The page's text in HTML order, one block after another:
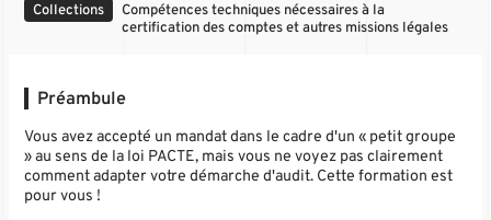
Collections
Compétences techniques nécessaires à la
certification des comptes et autres missions légales
Préambule
Vous avez accepté un mandat dans le cadre d'un « petit groupe
» au sens de la loi PACTE, mais vous ne voyez pas clairement
comment adapter votre démarche d'audit. Cette formation est
pour vous !